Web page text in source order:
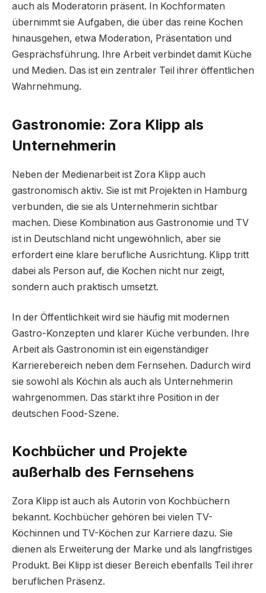
auch als Moderatorin präsent. In Kochformaten
übernimmt sie Aufgaben, die über das reine Kochen
hinausgehen, etwa Moderation, Präsentation und
Gesprächsführung. Ihre Arbeit verbindet damit Küche
und Medien. Das ist ein zentraler Teil ihrer öffentlichen
Wahrnehmung.
Gastronomie: Zora Klipp als
Unternehmerin
Neben der Medienarbeit ist Zora Klipp auch
gastronomisch aktiv. Sie ist mit Projekten in Hamburg
verbunden, die sie als Unternehmerin sichtbar
machen. Diese Kombination aus Gastronomie und TV
ist in Deutschland nicht ungewöhnlich, aber sie
erfordert eine klare berufliche Ausrichtung. Klipp tritt
dabei als Person auf, die Kochen nicht nur zeigt,
sondern auch praktisch umsetzt.
In der Öffentlichkeit wird sie häufig mit modernen
Gastro-Konzepten und klarer Küche verbunden. Ihre
Arbeit als Gastronomin ist ein eigenständiger
Karrierebereich neben dem Fernsehen. Dadurch wird
sie sowohl als Köchin als auch als Unternehmerin
wahrgenommen. Das stärkt ihre Position in der
deutschen Food-Szene.
Kochbücher und Projekte
außerhalb des Fernsehens
Zora Klipp ist auch als Autorin von Kochbüchern
bekannt. Kochbücher gehören bei vielen TV-
Köchinnen und TV-Köchen zur Karriere dazu. Sie
dienen als Erweiterung der Marke und als langfristiges
Produkt. Bei Klipp ist dieser Bereich ebenfalls Teil ihrer
beruflichen Präsenz.